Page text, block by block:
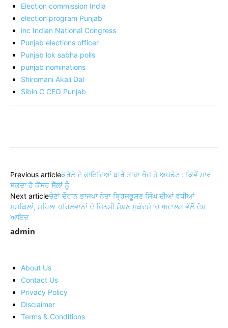
Election commission India
election program Punjab
inc Indian National Congress
Punjab elections officer
Punjab lok sabha polls
punjab nominations
Shiromani Akali Dal
Sibin C CEO Punjab
Previous articleਕਰੇਲੇ ਦੇ ਫ਼ਾਇਦਿਆਂ ਬਾਰੇ ਤਾਜ਼ਾ ਖੋਜ ਤੇ ਅਪਡੇਟ : ਕਿਵੇਂ ਮਾਰ
ਸਕਦਾ ਹੈ ਕੈਂਸਰ ਸੈੱਲਾਂ ਨੂੰ
Next articleਚੋਣਾਂ ਦੌਰਾਨ ਭਾਜਪਾ ਨੇਤਾ ਬ੍ਰਿਜਭੂਸ਼ਣ ਸਿੰਘ ਦੀਆਂ ਵਧੀਆਂ
ਮੁਸ਼ਕਿਲਾਂ, ਮਹਿਲਾ ਪਹਿਲਵਾਨਾਂ ਦੇ ਜਿਨਸੀ ਸ਼ੋਸ਼ਣ ਮੁਕੱਦਮੇ ‘ਚ ਅਦਾਲਤ ਵੱਲੋਂ ਦੋਸ਼
ਆਇਦ
admin
About Us
Contact Us
Privacy Policy
Disclaimer
Terms & Conditions